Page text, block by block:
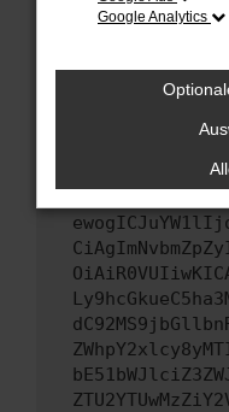
hast, kontaktiere
uns diesen Text
Fehlersuche zu
Google Analytics